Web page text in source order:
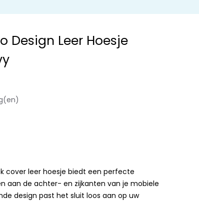
Design Leer Hoesje
cover leer hoesje biedt een perfecte
aan de achter- en zijkanten van je mobiele
design past het sluit loos aan op uw